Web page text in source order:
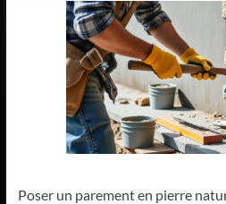
Poser un parement en pierre